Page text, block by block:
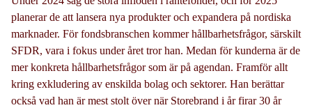
planerar de att lansera nya produkter och expandera på nordiska
marknader. För fondsbranschen kommer hållbarhetsfrågor, särskilt
SFDR, vara i fokus under året tror han. Medan för kunderna är de
mer konkreta hållbarhetsfrågor som är på agendan. Framför allt
kring exkludering av enskilda bolag och sektorer. Han berättar
också vad han är mest stolt över när Storebrand i år firar 30 år